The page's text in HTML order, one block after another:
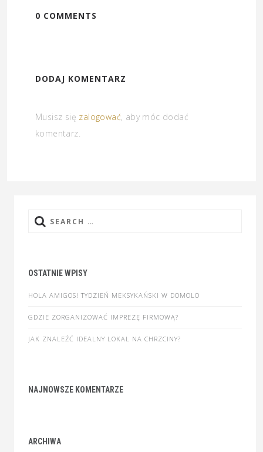
0 COMMENTS
DODAJ KOMENTARZ
Musisz się zalogować, aby móc dodać
komentarz.
Search
OSTATNIE WPISY
HOLA AMIGOS! TYDZIEŃ MEKSYKAŃSKI W DOMOLO
GDZIE ZORGANIZOWAĆ IMPREZĘ FIRMOWĄ?
JAK ZNALEŹĆ IDEALNY LOKAL NA CHRZCINY?
NAJNOWSZE KOMENTARZE
ARCHIWA